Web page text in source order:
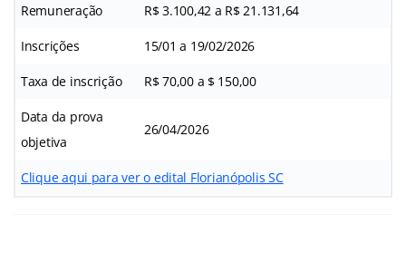
Remuneração R$ 3.100,42 a R$ 21.131,64
Inscrições 15/01 a 19/02/2026
Taxa de inscrição R$ 70,00 a $ 150,00
Data da prova
objetiva
26/04/2026
Clique aqui para ver o edital Florianópolis SC